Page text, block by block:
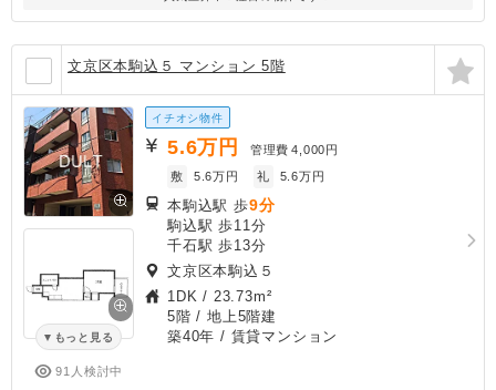
文京区本駒込５ マンション 5階
もっと見る
91人検討中
イチオシ物件
5.6万円 管理費 4,000円
敷
5.6万円 礼 5.6万円
本駒込駅 歩9分
駒込駅 歩11分
千石駅 歩13分
文京区本駒込５
1DK / 23.73m²
5階 / 地上5階建
築40年 / 賃貸マンション